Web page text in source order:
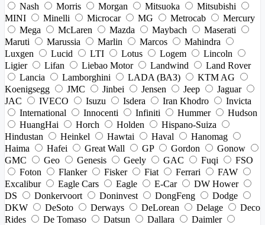
Nash
Morris Morgan Mitsuoka
Mitsubishi
MINI
Minelli Microcar MG Metrocab
Mercury
Mega
McLaren Mazda Maybach
Maserati
Maruti
Marussia Marlin Marcos
Mahindra
Luxgen
Lucid LTI Lotus Logem
Lincoln
Ligier
Lifan Liebao Motor Landwind
Land Rover
Lancia
Lamborghini LADA (ВАЗ)
KTM AG
Koenigsegg
JMC Jinbei Jensen Jeep
Jaguar
JAC
IVECO Isuzu Isdera Iran Khodro
Invicta
International
Innocenti Infiniti Hummer
Hudson
HuangHai
Horch Holden
Hispano-Suiza
Hindustan
Heinkel Hawtai Haval
Hanomag
Haima
Hafei Great Wall GP Gordon
Gonow
GMC
Geo Genesis Geely GAC Fuqi
FSO
Foton
Flanker Fisker Fiat Ferrari
FAW
Excalibur
Eagle Cars Eagle E-Car
DW Hower
DS
Donkervoort Doninvest DongFeng
Dodge
DKW
DeSoto Derways DeLorean Delage
Deco
Rides
De Tomaso Datsun Dallara
Daimler